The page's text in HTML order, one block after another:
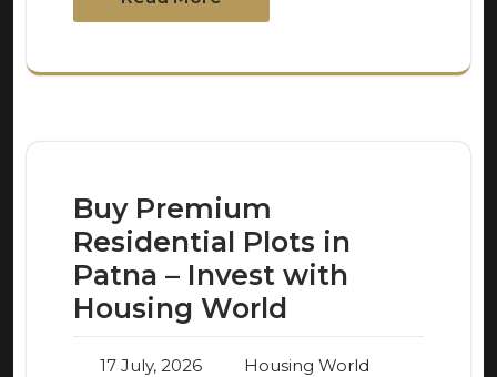
Buy Premium
Residential Plots in
Patna – Invest with
Housing World
17 July, 2026
Housing World